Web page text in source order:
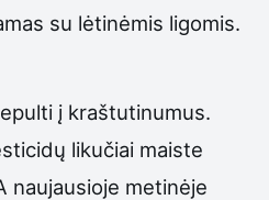
su lėtinėmis ligomis.
į kraštutinumus.
likučiai maiste
naujausioje metinėje